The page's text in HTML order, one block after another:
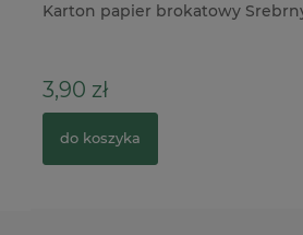
Karton papier brokatowy
3,90 zł
do koszyka